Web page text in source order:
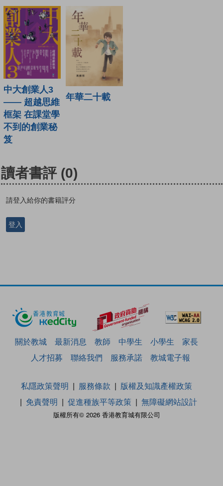
中大創業人3
—— 超越思維
框架 在課堂學
不到的創業秘
笈
年華二十載
讀者書評 (0)
請登入給你的書籍評分
登入
關於教城 最新消息 教師 中學生 小學生
家長
人才招募
聯絡我們 服務承諾 教城電子報
版權所有© 2026 香港教育城有限公司
私隱政策聲明 服務條款
版權及知識產權政策
免責聲明
促進種族平等政策 無障礙網站設計